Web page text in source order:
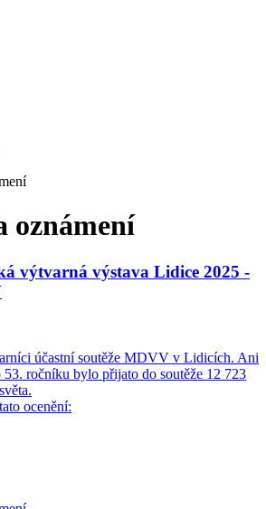
oznámení
výtvarná výstava Lidice 2025 -
účastní soutěže MDVV v Lidicích. Ani
ročníku bylo přijato do soutěže 12 723
ocenění: